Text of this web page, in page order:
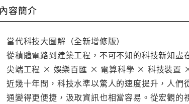
內容簡介
當代科技大圖解（全新增修版）
從積體電路到建築工程，不可不知的科技新知盡
尖端工程 × 娛樂百匯 × 電算科學 × 科技裝置
近幾十年間，科技水準以驚人的速度提升，人
通變得更便捷，汲取資訊也相當容易。從宏觀